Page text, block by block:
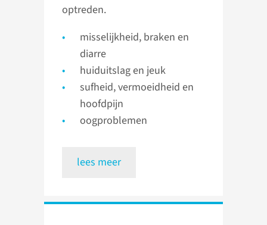
optreden.
misselijkheid, braken en
diarre
huiduitslag en jeuk
sufheid, vermoeidheid en
hoofdpijn
oogproblemen
lees meer